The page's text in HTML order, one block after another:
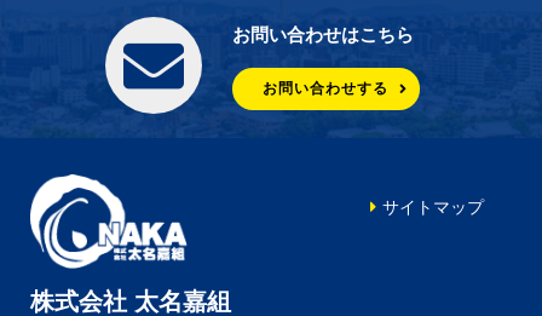
お問い合わせはこちら
お問い合わせする
株式会社 太名嘉組
サイトマップ